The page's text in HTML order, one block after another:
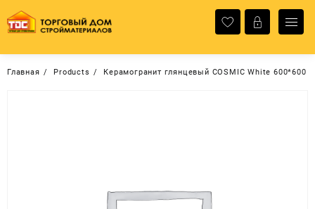
содержимому
Главная Products Керамогранит глянцевый COSMIC White 600*600